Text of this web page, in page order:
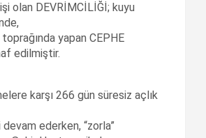
olan DEVRİMCİLİĞİ; kuyu
yapan CEPHE
edilmiştir.
karşı 266 gün süresiz açlık
ederken, “zorla”